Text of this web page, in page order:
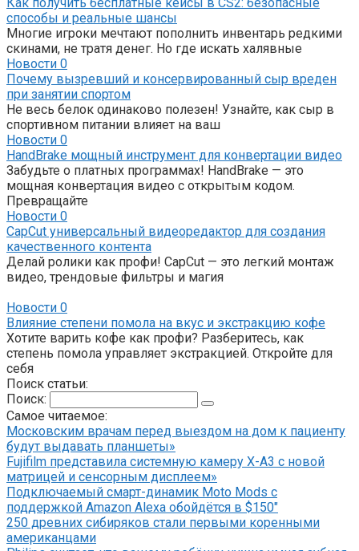
Как получить бесплатные кейсы в CS2: безопасные
способы и реальные шансы
Многие игроки мечтают пополнить инвентарь редкими
скинами, не тратя денег. Но где искать халявные
Новости 0
Почему вызревший и консервированный сыр вреден
при занятии спортом
Не весь белок одинаково полезен! Узнайте, как сыр в
спортивном питании влияет на ваш
Новости 0
HandBrake мощный инструмент для конвертации видео
Забудьте о платных программах! HandBrake — это
мощная конвертация видео с открытым кодом.
Превращайте
Новости 0
CapCut универсальный видеоредактор для создания
качественного контента
Делай ролики как профи! CapCut — это легкий монтаж
видео, трендовые фильтры и магия
Новости 0
Влияние степени помола на вкус и экстракцию кофе
Хотите варить кофе как профи? Разберитесь, как
степень помола управляет экстракцией. Откройте для
себя
Поиск статьи:
Поиск:
Самое читаемое:
Московским врачам перед выездом на дом к пациенту
будут выдавать планшеты»
Fujifilm представила системную камеру X-A3 с новой
матрицей и сенсорным дисплеем»
Подключаемый смарт-динамик Moto Mods с
поддержкой Amazon Alexa обойдётся в $150″
250 древних сибиряков стали первыми коренными
американцами